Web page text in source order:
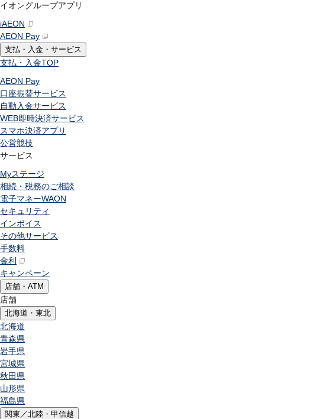
イオングループアプリ
iAEON
AEON Pay
支払・入金・サービス
支払・入金TOP
AEON Pay
口座振替サービス
自動入金サービス
WEB即時決済サービス
スマホ決済アプリ
公営競技
サービス
Myステージ
相続・税務のご相談
電子マネーWAON
セキュリティ
インボイス
その他サービス
手数料
金利
キャンペーン
店舗・ATM
店舗
北海道・東北
北海道
青森県
岩手県
宮城県
秋田県
山形県
福島県
関東／北陸・甲信越